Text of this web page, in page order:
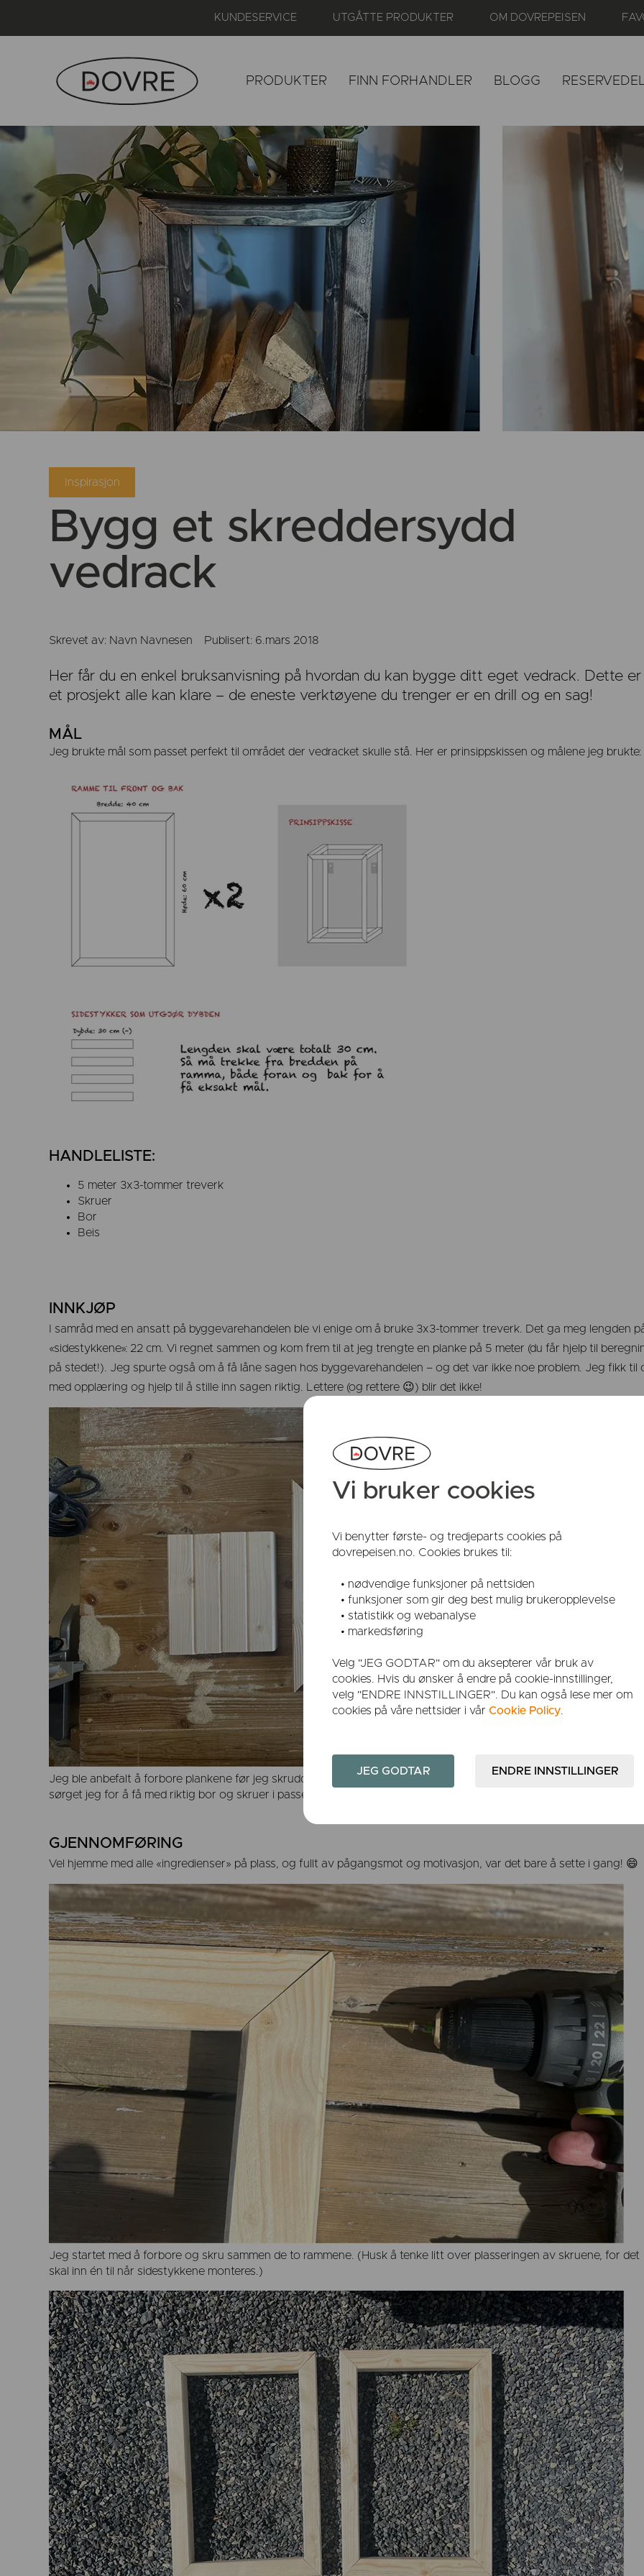
KUNDESERVICE UTGÅTTE PRODUKTER OM DOVREPEISEN
PRODUKTER FINN FORHANDLER BLOGG
Inspirasjon
Bygg et skreddersydd
vedrack
Skrevet av: Navn Navnesen Publisert: 6.mars 2018
Her får du en enkel bruksanvisning på hvordan du kan bygge ditt eget vedrack. Dette er
et prosjekt alle kan klare – de eneste verktøyene du trenger er en drill og en sag!
MÅL
Jeg brukte mål som passet perfekt til området der vedracket skulle stå. Her er prinsippskissen og målene jeg brukte:
HANDLELISTE:
5 meter 3x3-tommer treverk
Skruer
Bor
Beis
INNKJØP
I samråd med en ansatt på byggevarehandelen ble vi enige om å bruke 3x3-tommer treverk. Det ga meg lengden
«sidestykkene»: 22 cm. Vi regnet sammen og kom frem til at jeg trengte en planke på 5 meter (du får hjelp til
på stedet!). Jeg spurte også om å få låne sagen hos byggevarehandelen – og det var ikke noe problem. Jeg fikk til
med opplæring og hjelp til å stille inn sagen riktig. Lettere (og rettere 😉) blir det ikke!
Jeg ble anbefalt å forbore plankene før jeg skrudde dem sammen, for å unngå at treverket skulle sprekke. Derfor
sørget jeg for å få med riktig bor og skruer i passende lengde.
GJENNOMFØRING
Vel hjemme med alle «ingredienser» på plass, og fullt av pågangsmot og motivasjon, var det bare å sette i gang! 😄
Jeg startet med å forbore og skru sammen de to rammene. (Husk å tenke litt over plasseringen av skruene, for det
skal inn én til når sidestykkene monteres.)
Vi bruker cookies
Vi benytter første- og tredjeparts cookies på
dovrepeisen.no. Cookies brukes til:
• nødvendige funksjoner på nettsiden
• funksjoner som gir deg best mulig brukeropplevelse
• statistikk og webanalyse
• markedsføring
Velg "JEG GODTAR" om du aksepterer vår bruk av
cookies. Hvis du ønsker å endre på cookie-innstillinger,
velg "ENDRE INNSTILLINGER". Du kan også lese mer om
cookies på våre nettsider i vår Cookie Policy